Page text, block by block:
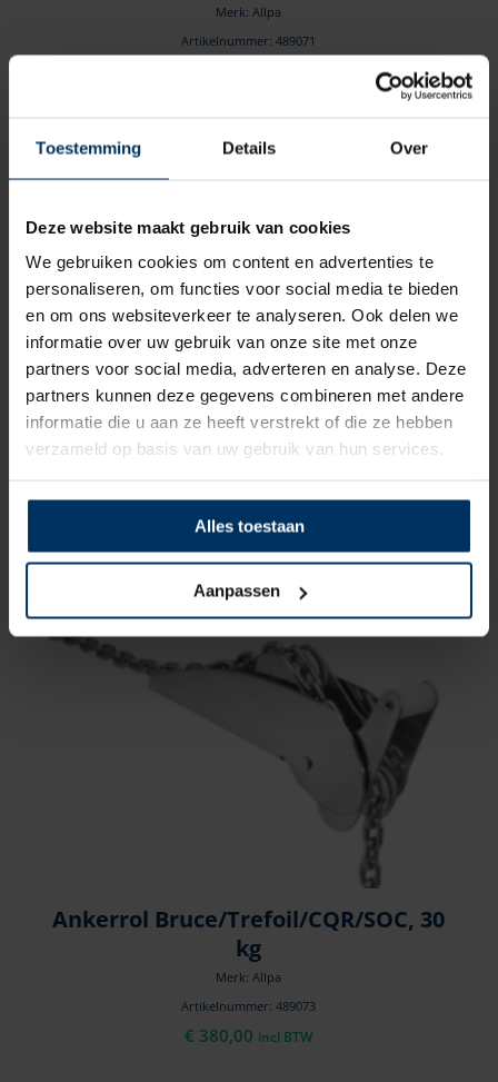
Toestemming Details Over
Deze website maakt gebruik van cookies
We gebruiken cookies om content en advertenties te
personaliseren, om functies voor social media te bieden
en om ons websiteverkeer te analyseren. Ook delen we
informatie over uw gebruik van onze site met onze
partners voor social media, adverteren en analyse. Deze
partners kunnen deze gegevens combineren met andere
informatie die u aan ze heeft verstrekt of die ze hebben
verzameld op basis van uw gebruik van hun services.
Alles toestaan
Aanpassen
Merk: Allpa
Artikelnummer: 489071
Ankerrol RVS 316, maximaal 7,5 kg
€ 43,40
Ankerrol Bruce/Trefoil/CQR/SOC, 30
kg
Merk: Allpa
Artikelnummer: 489073
€ 380,00 incl BTW